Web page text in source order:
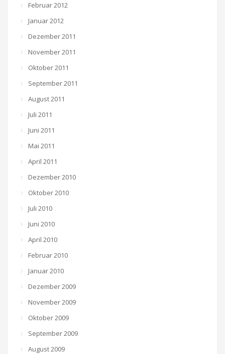
Februar 2012
Januar 2012
Dezember 2011
November 2011
Oktober 2011
September 2011
August 2011
Juli 2011
Juni 2011
Mai 2011
April 2011
Dezember 2010
Oktober 2010
Juli 2010
Juni 2010
April 2010
Februar 2010
Januar 2010
Dezember 2009
November 2009
Oktober 2009
September 2009
August 2009